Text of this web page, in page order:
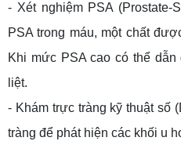
- Xét nghiệm PSA (Prostate-
PSA trong máu, một chất
Khi mức PSA cao có thể
liệt.
- Khám trực tràng kỹ thuật số
tràng để phát hiện các khối u